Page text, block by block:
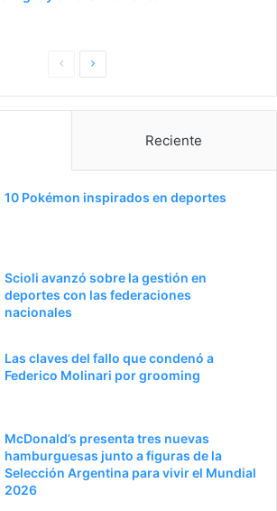
PaginaSiguiente
Reciente
10 Pokémon inspirados en deportes
Scioli avanzó sobre la gestión en
deportes con las federaciones
nacionales
Las claves del fallo que condenó a
Federico Molinari por grooming
McDonald’s presenta tres nuevas
hamburguesas junto a figuras de la
Selección Argentina para vivir el Mundial
2026